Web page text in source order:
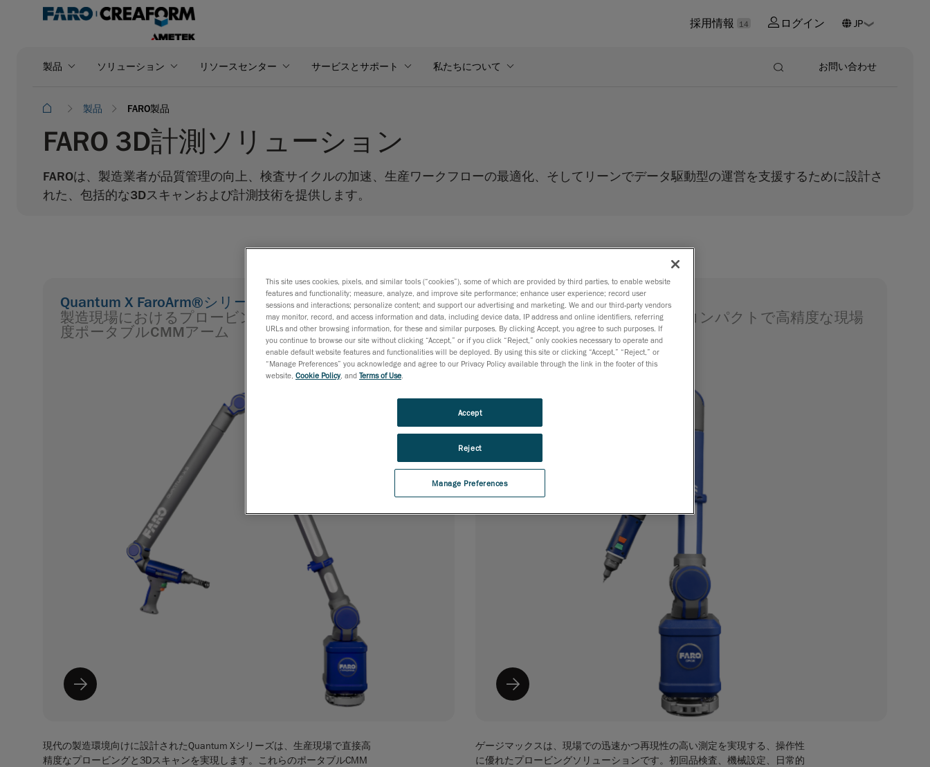
採用情報 14 ログイン
製品 ソリューション リソースセンター サービスとサポート 私たちについて お問い合わせ
製品 FARO製品
FARO 3D計測ソリューション
FAROは、製造業者が品質管理の向上、検査サイクルの加速、生産ワークフローの最適化、そしてリーンでデータ駆動型の運営を支援するために設計さ
れた、包括的な3Dスキャンおよび計測技術を提供します。
Quantum X FaroArm®シリーズ
製造現場におけるプロービングと3Dスキャン用の高精
度ポータブルCMMアーム
現代の製造環境向けに設計されたQuantum Xシリーズは、生産現場で直接高
精度なプロービングと3Dスキャンを実現します。これらのポータブルCMM
Gage Max FaroArm®
迅速な寸法検査を実現する、コンパクトで高精度な現場
用プロービング測定アーム。
ゲージマックスは、現場での迅速かつ再現性の高い測定を実現する、操作性
に優れたプロービングソリューションです。初回品検査、機械設定、日常的
This site uses cookies, pixels, and similar tools (“cookies”), some of which are provided by third parties, to enable website
features and functionality; measure, analyze, and improve site performance; enhance user experience; record user
sessions and interactions; personalize content; and support our advertising and marketing. We and our third-party vendors
may monitor, record, and access information and data, including device data, IP address and online identifiers, referring
URLs and other browsing information, for these and similar purposes. By clicking Accept, you agree to such purposes. If
you continue to browse our site without clicking “Accept,” or if you click “Reject,” only cookies necessary to operate and
enable default website features and functionalities will be deployed. By using this site or clicking “Accept,” “Reject,” or
“Manage Preferences” you acknowledge and agree to our Privacy Policy available through the link in the footer of this
website, Cookie Policy, and Terms of Use
Manage Preferences
Reject
Accept